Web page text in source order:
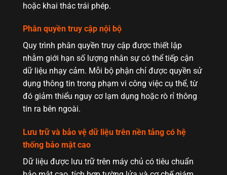
hoặc khai thác trái phép.
Phân quyền truy cập nội bộ
Quy trình phân quyền truy cập được thiết lập
nhằm giới hạn số lượng nhân sự có thể tiếp cận
dữ liệu nhạy cảm. Mỗi bộ phận chỉ được quyền sử
dụng thông tin trong phạm vi công việc cụ thể, từ
đó giảm thiểu nguy cơ lạm dụng hoặc rò rỉ thông
tin ra bên ngoài.
Lưu trữ và bảo vệ dữ liệu trên nền tảng có hệ
thống bảo mật cao
Dữ liệu được lưu trữ trên máy chủ có tiêu chuẩn